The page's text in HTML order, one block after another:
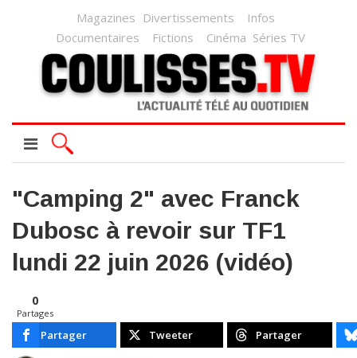
Magazines Divertissements
Infos
Documentaires
Fictions Cinéma Séries TV
"Camping 2" avec Franck
Dubosc à revoir sur TF1
lundi 22 juin 2026 (vidéo)
0
Partages
Partager Tweeter Partager